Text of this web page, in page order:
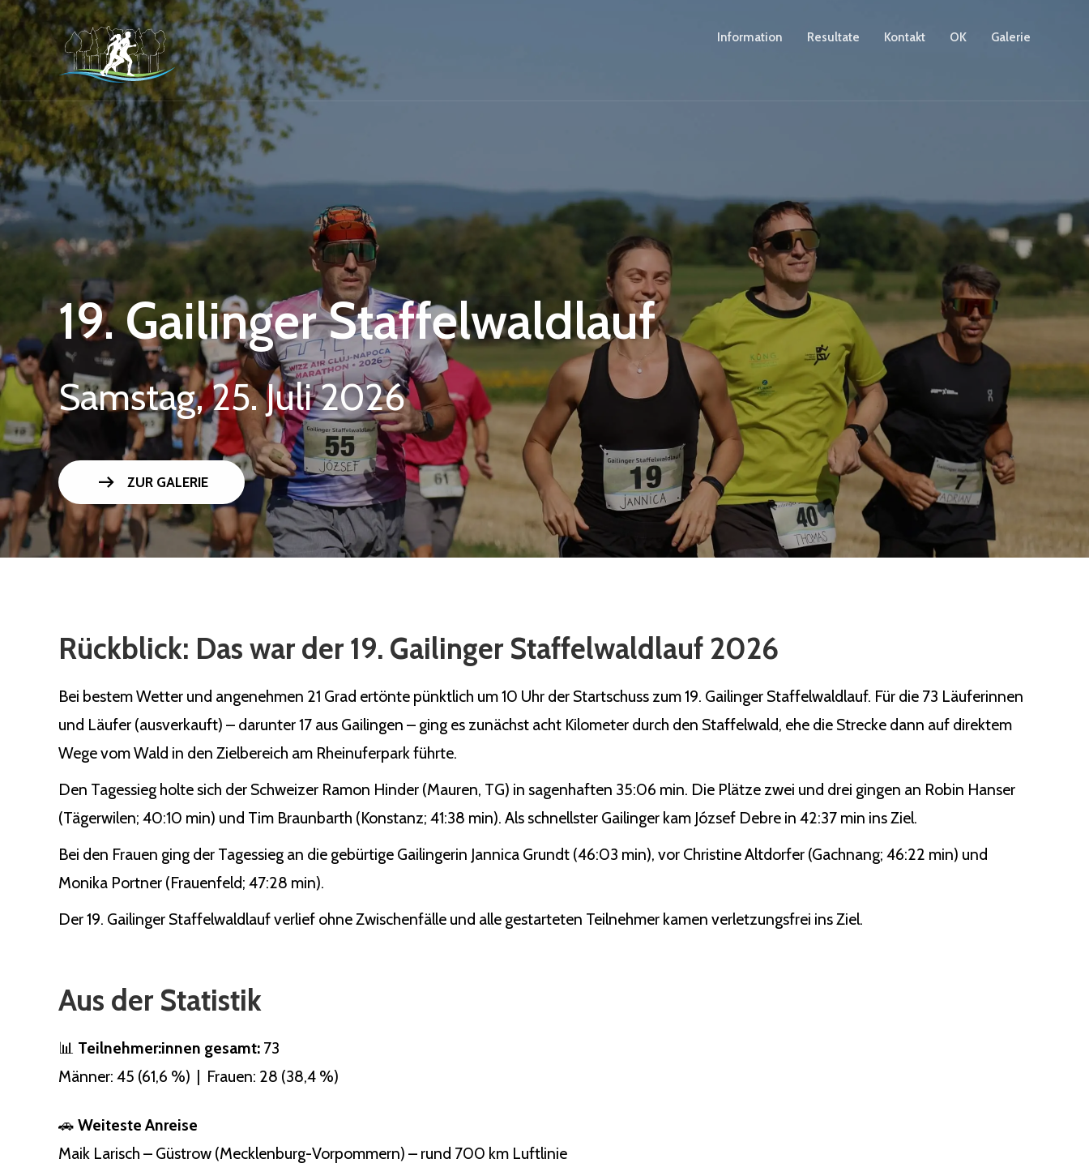
Information Resultate Kontakt OK Galerie
19. Gailinger Staffelwaldlauf
Samstag, 25. Juli 2026
arrow_right_alt ZUR GALERIE
Rückblick: Das war der 19. Gailinger Staffelwaldlauf 2026
Bei bestem Wetter und angenehmen 21 Grad ertönte pünktlich um 10 Uhr der Startschuss zum 19. Gailinger Staffelwaldlauf. Für die 73 Läuferinnen
und Läufer (ausverkauft) – darunter 17 aus Gailingen – ging es zunächst acht Kilometer durch den Staffelwald, ehe die Strecke dann auf direktem
Wege vom Wald in den Zielbereich am Rheinuferpark führte.
Den Tagessieg holte sich der Schweizer Ramon Hinder (Mauren, TG) in sagenhaften 35:06 min. Die Plätze zwei und drei gingen an Robin Hanser
(Tägerwilen; 40:10 min) und Tim Braunbarth (Konstanz; 41:38 min). Als schnellster Gailinger kam József Debre in 42:37 min ins Ziel.
Bei den Frauen ging der Tagessieg an die gebürtige Gailingerin Jannica Grundt (46:03 min), vor Christine Altdorfer (Gachnang; 46:22 min) und
Monika Portner (Frauenfeld; 47:28 min).
Der 19. Gailinger Staffelwaldlauf verlief ohne Zwischenfälle und alle gestarteten Teilnehmer kamen verletzungsfrei ins Ziel.
Aus der Statistik
📊 Teilnehmer:innen gesamt: 73
Männer: 45 (61,6 %) | Frauen: 28 (38,4 %)
🚗 Weiteste Anreise
Maik Larisch – Güstrow (Mecklenburg-Vorpommern) – rund 700 km Luftlinie